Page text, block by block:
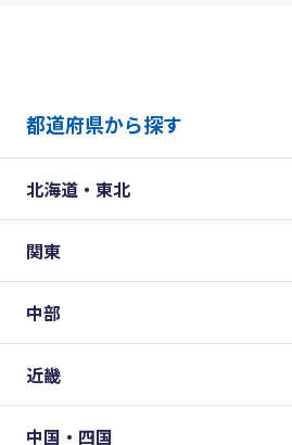
都道府県から探す
北海道・東北
関東
中部
近畿
中国・四国